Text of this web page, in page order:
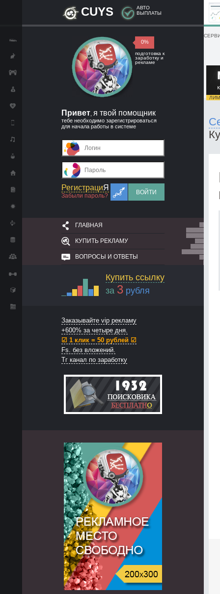
CUYS
АВТО
ВЫПЛАТЫ
0%
подготовка к
заработку и
рекламе
Привет я твой помощник
тебе необходимо зарегистрироваться
для начала работы в системе
РегистрациЯ
Забыли пароль?
ВОЙТИ
ГЛАВНАЯ
КУПИТЬ РЕКЛАМУ
ВОПРОСЫ И ОТВЕТЫ
Купить ссылку
за 3 рубля
Заказывайте vip рекламу
+600% за четыре дня.
☑ 1 клик = 50 рублей ☑
Fs. без вложений.
Тг канал по заработку